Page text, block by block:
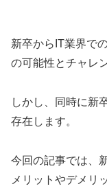
新卒からIT業界で
の可能性とチャレ
しかし、同時に新
存在します。
今回の記事では、
メリットやデメリ